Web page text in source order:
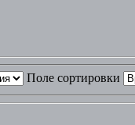
Поле сортировки